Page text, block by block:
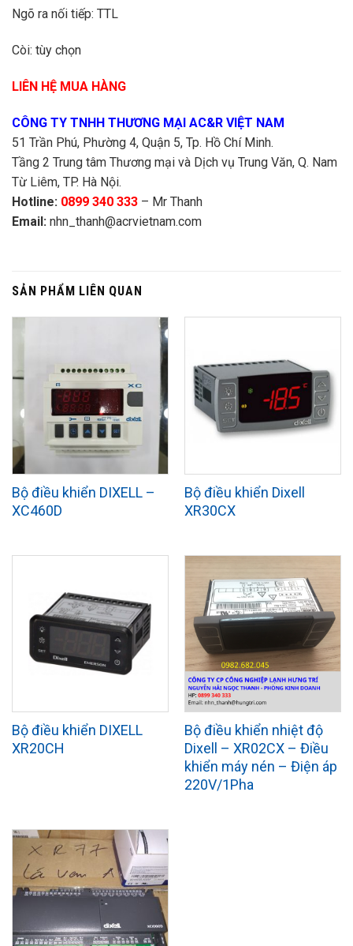
Ngõ ra nối tiếp: TTL
Còi: tùy chọn
LIÊN HỆ MUA HÀNG
CÔNG TY TNHH THƯƠNG MẠI AC&R VIỆT NAM
51 Trần Phú, Phường 4, Quận 5, Tp. Hồ Chí Minh.
Tầng 2 Trung tâm Thương mại và Dịch vụ Trung Văn, Q. Nam
Từ Liêm, TP. Hà Nội.
Hotline: 0899 340 333 – Mr Thanh
Email: nhn_thanh@acrvietnam.com
SẢN PHẨM LIÊN QUAN
Bộ điều khiển DIXELL –
XC460D
Bộ điều khiển Dixell
XR30CX
Bộ điều khiển DIXELL
XR20CH
Bộ điều khiển nhiệt độ
Dixell – XR02CX – Điều
khiển máy nén – Điện áp
220V/1Pha